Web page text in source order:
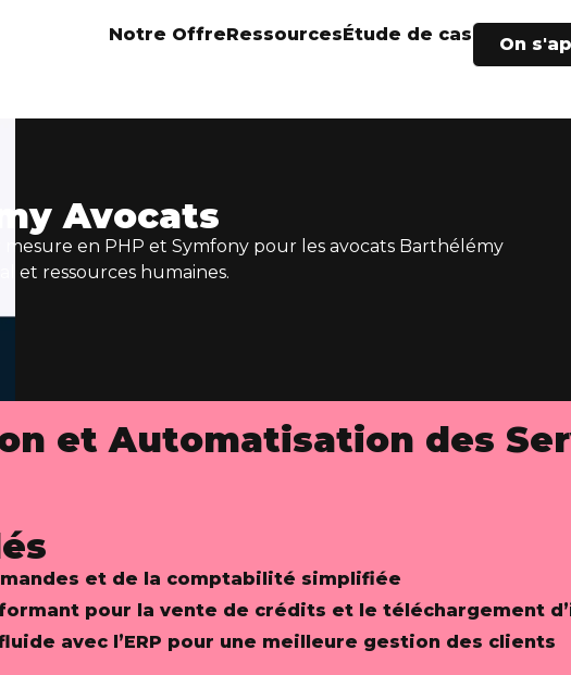
Notre OffreRessourcesÉtude de cas On
Avocats
mesure en PHP et Symfony pour les avocats Barthélémy
et ressources humaines.
et Automatisation des
et de la comptabilité simplifiée
pour la vente de crédits et le téléchargement
avec l’ERP pour une meilleure gestion des clients